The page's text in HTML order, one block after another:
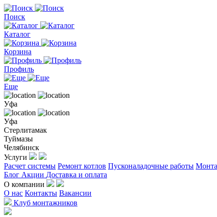
Поиск
Каталог
Корзина
Профиль
Еще
Уфа
Уфа
Стерлитамак
Туймазы
Челябинск
Услуги
Расчет системы Ремонт котлов Пусконаладочные работы
Блог Акции Доставка и оплата
О компании
О нас Контакты Вакансии
Клуб монтажников